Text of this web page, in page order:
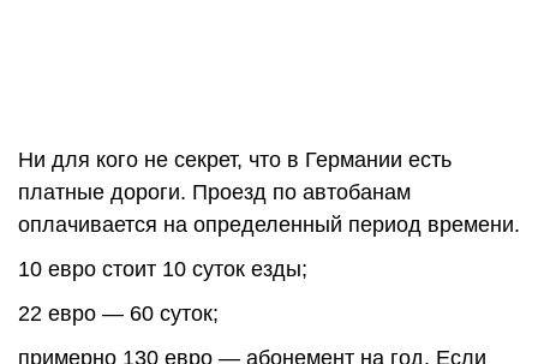
Ни для кого не секрет, что в Германии есть
платные дороги. Проезд по автобанам
оплачивается на определенный период времени.
10 евро стоит 10 суток езды;
22 евро — 60 суток;
примерно 130 евро — абонемент на год. Если